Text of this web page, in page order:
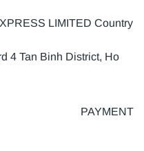
LIMITED Country
4 Tan Binh District, Ho
PAYMENT